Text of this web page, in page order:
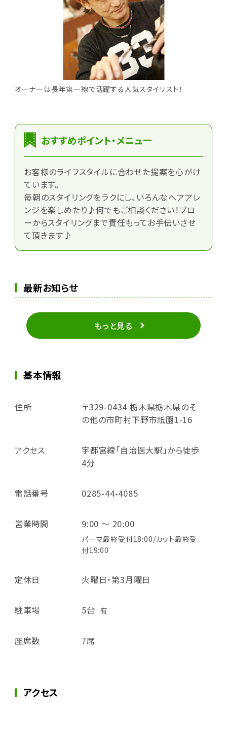
オーナーは長年第一線で活躍する人気スタイリスト！
おすすめポイント・メニュー
お客様のライフスタイルに合わせた提案を心がけ
ています。
毎朝のスタイリングをラクにし、いろんなヘアアレ
ンジを楽しめたり♪何でもご相談ください！ブロ
ーからスタイリングまで責任もってお手伝いさせ
て頂きます♪
最新お知らせ
もっと見る
基本情報
住所
〒329-0434 栃木県栃木県のそ
の他の市町村下野市祇園1-16
アクセス
宇都宮線「自治医大駅」から徒歩
4分
電話番号 0285-44-4085
営業時間 9:00 ～ 20:00
パーマ最終受付18:00/カット最終受
付19:00
定休日 火曜日・第3月曜日
駐車場 5台 有
座席数 7席
アクセス